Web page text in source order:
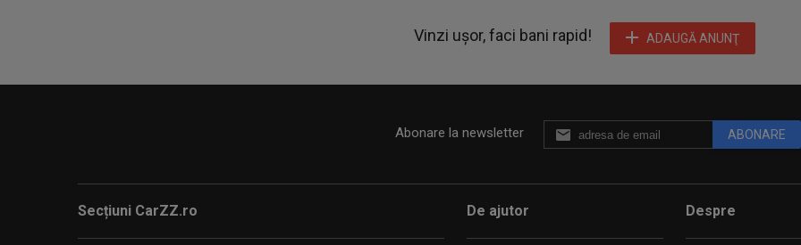
Vinzi ușor, faci bani rapid! ADAUGĂ ANUNŢ
Abonare la newsletter ABONARE
Secțiuni CarZZ.ro De ajutor Despre